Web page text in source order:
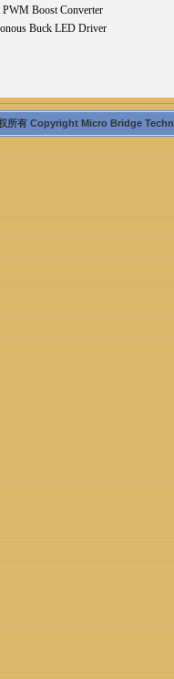
Boost Converter
Buck LED Driver
所有 Copyright Micro Bridge